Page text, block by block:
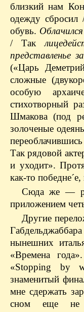
близкий нам
одежду
обувь. Облачился
/ Так
представленье
(«Царь
сложные
особую
стихотворный
Шмакова (под
золоченые
Так рядовой
и уходит».
как-то
Сюда же —
приложением
Другие
нынешних
«Времена
«Stopping by
знаменитый
мне сдержать
сном еще не